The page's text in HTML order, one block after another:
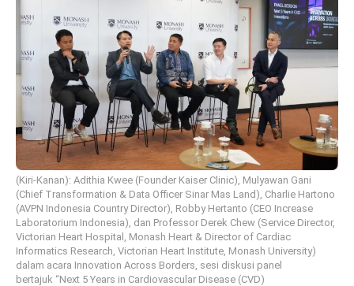
(Kiri-Kanan): Adithia Kwee (Founder Kaiser Clinic), Mulyawan Gani
(Chief Transformation & Data Officer Sinar Mas Land), Charlie Hartono
(AVPN Indonesia Country Director), Robby Hertanto (CEO Increase
Laboratorium Indonesia), dan Professor Derek Chew (Service Director,
Victorian Heart Hospital, Monash Heart & Director of Cardiac
Informatics Research, Victorian Heart Institute, Monash University)
dalam acara Innovation Across Borders, sesi diskusi panel
bertajuk “Next 5 Years in Cardiovascular Disease (CVD)